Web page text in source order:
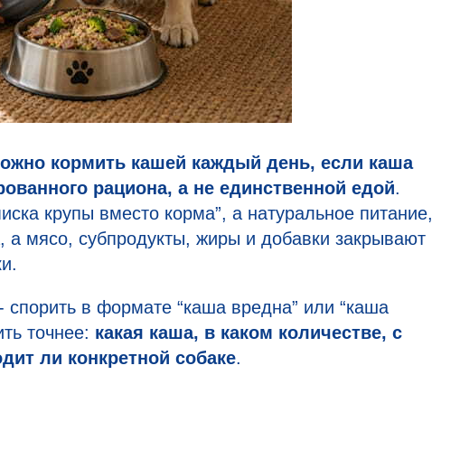
кормить кашей каждый день, если каша
рациона, а не единственной едой.
крупы вместо корма”, а натуральное питание,
а мясо, субпродукты, жиры и добавки закрывают
в формате “каша вредна” или “каша
точнее: какая каша, в каком количестве, с
ли конкретной собаке.